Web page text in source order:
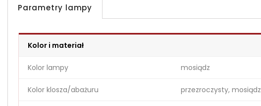
Parametry lampy
Kolor i materiał
Kolor lampy mosiądz
Kolor klosza/abażuru przezroczysty, mosiądz